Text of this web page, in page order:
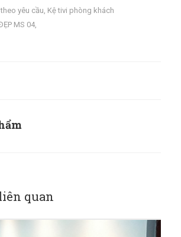
yêu cầu, Kệ tivi phòng khách
MS 04,
quan